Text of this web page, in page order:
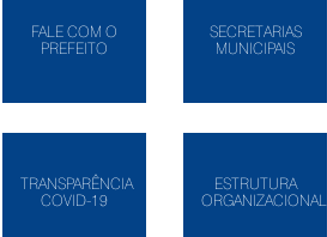
FALE COM O
PREFEITO
SECRETARIAS
MUNICIPAIS
TRANSPARÊNCIA
COVID-19
ESTRUTURA
ORGANIZACIONAL